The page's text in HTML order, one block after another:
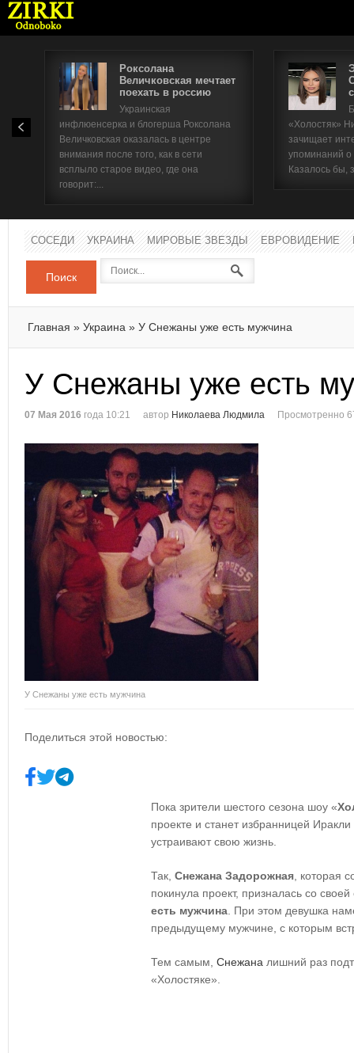
Роксолана
Величковская мечтает
поехать в россию
Украинская
инфлюенсерка и блогерша Роксолана
Величковская оказалась в центре
внимания после того, как в сети
всплыло старое видео, где она
говорит:...
«Холостяк»
зачищает
упоминаний
Казалось бы,
СОСЕДИ УКРАИНА МИРОВЫЕ ЗВЕЗДЫ ЕВРОВИДЕНИЕ
Поиск
Главная » Украина » У Снежаны уже есть мужчина
У Снежаны уже есть
07 Мая 2016 года 10:21 автор Николаева Людмила Просмотренно
У Снежаны уже есть мужчина
Поделиться этой новостью:
Пока зрители шестого сезона шоу «
проекте и станет избранницей
устраивают свою жизнь.
Так, Снежана Задорожная , которая
покинула проект, призналась со
есть мужчина . При этом девушка
предыдущему мужчине, с которым
Тем самым, Снежана лишний раз
«Холостяке».
Имя